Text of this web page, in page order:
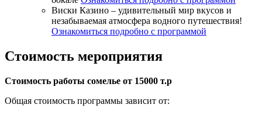
Виски Казино – удивительный мир вкусов и
незабываемая атмосфера водного путешествия!
Ознакомиться подробно с программой
Стоимость мероприятия
Стоимость работы сомелье от 15000 т.р
Общая стоимость программы зависит от: